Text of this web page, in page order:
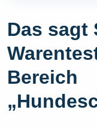
Das sagt
Bereich